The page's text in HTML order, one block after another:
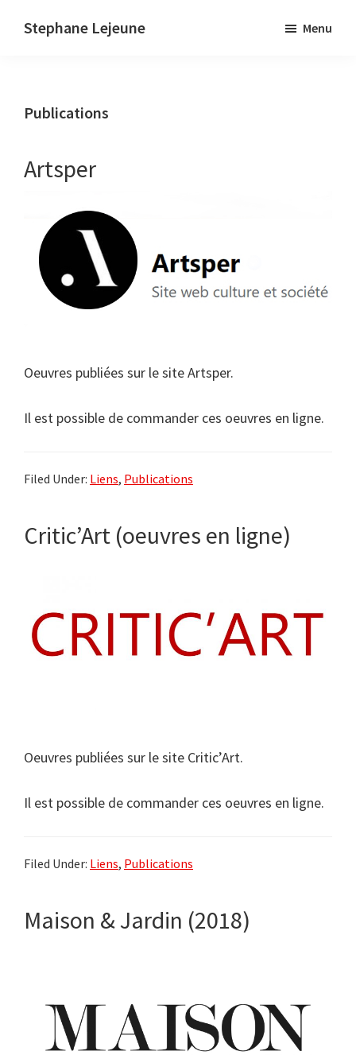
Stephane Lejeune
Peintures
photographies
Menu
Publications
Artsper
Oeuvres publiées sur le site Artsper.
Il est possible de commander ces oeuvres en ligne.
Filed Under: Liens, Publications
Critic’Art (oeuvres en ligne)
Oeuvres publiées sur le site Critic’Art.
Il est possible de commander ces oeuvres en ligne.
Filed Under: Liens, Publications
Maison & Jardin (2018)